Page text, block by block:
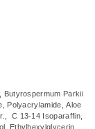
Butyrospermum Parkii
Polyacrylamide, Aloe
C 13-14 Isoparaffin,
Ethylhexylglycerin,